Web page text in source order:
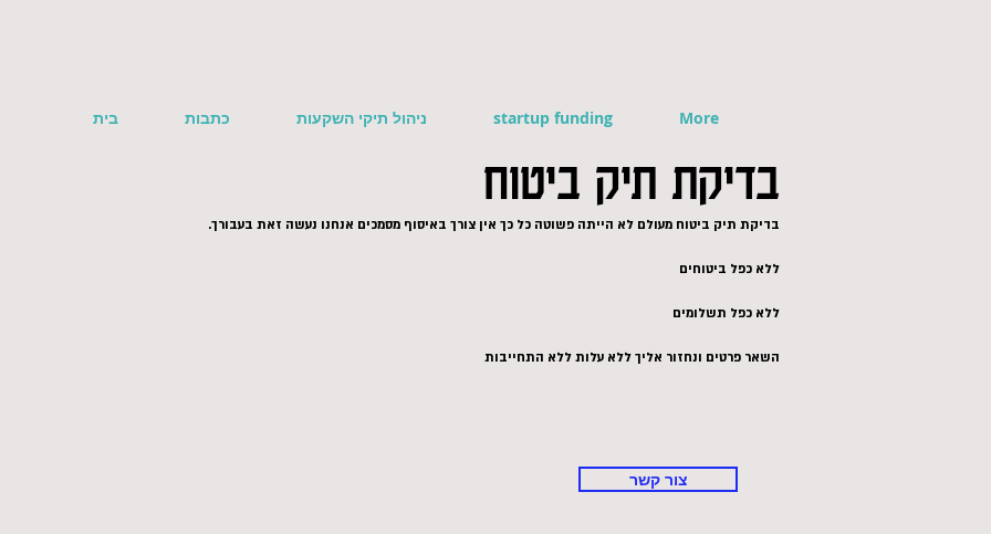
בית כתבות ניהול תיקי השקעות startup funding More
בדיקת תיק ביטוח
בדיקת תיק ביטוח מעולם לא הייתה פשוטה כל כך אין צורך באיסוף מסמכים אנחנו נעשה זאת בעבורך.
ללא כפל ביטוחים
ללא כפל תשלומים
השאר פרטים ונחזור אליך ללא עלות ללא התחייבות
צור קשר